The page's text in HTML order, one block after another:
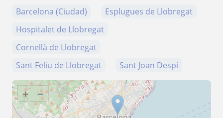
Barcelona (Ciudad)
Esplugues de Llobregat
Hospitalet de Llobregat
Cornellà de Llobregat
Sant Feliu de Llobregat
Sant Joan Despí
+ −